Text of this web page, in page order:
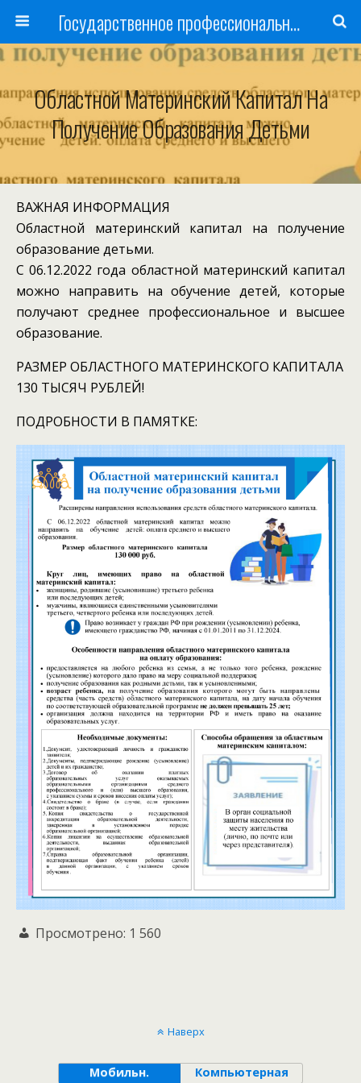
Государственное профессиональное образовательное учреждение
Областной Материнский Капитал На
Получение Образования Детьми
ВАЖНАЯ ИНФОРМАЦИЯ
Областной материнский капитал на получение
образование детьми.
С 06.12.2022 года областной материнский капитал
можно направить на обучение детей, которые
получают среднее профессиональное и высшее
образование.
РАЗМЕР ОБЛАСТНОГО МАТЕРИНСКОГО КАПИТАЛА
130 ТЫСЯЧ РУБЛЕЙ!
ПОДРОБНОСТИ В ПАМЯТКЕ:
Просмотрено: 1 560
Наверх
Мобильн. Компьютерная